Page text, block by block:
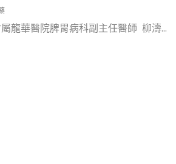
龍華醫院脾胃病科副主任醫師 柳濤...